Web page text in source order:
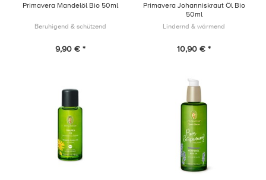
Primavera Mandelöl Bio 50ml
Beruhigend & schützend
9,90 € *
Primavera Johanniskraut Öl Bio
50ml
Lindernd & wärmend
10,90 € *